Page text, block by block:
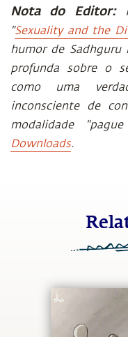
Nota do Editor:
"Sexuality and the
humor de Sadhguru
profunda sobre o
como uma
inconsciente de
modalidade
Downloads.